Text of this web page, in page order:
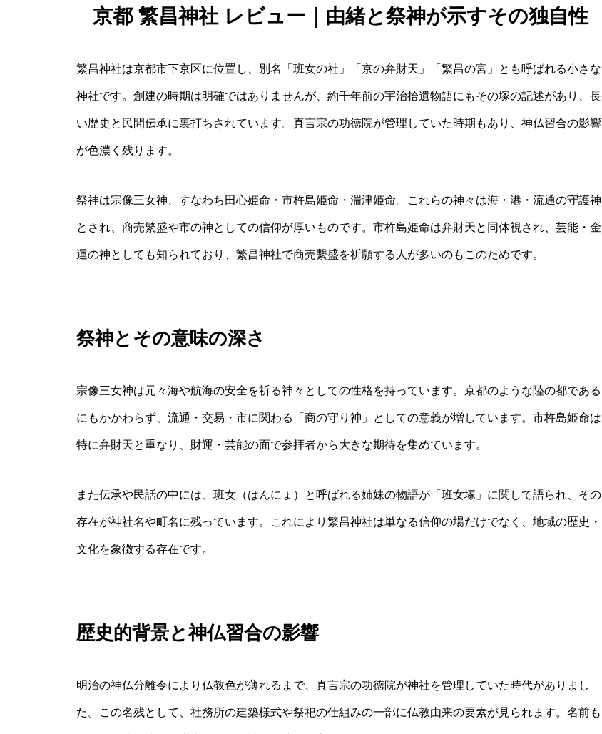
京都 繁昌神社 レビュー｜由緒と祭神が示すその独自性
繁昌神社は京都市下京区に位置し、別名「班女の社」「京の弁財天」「繁昌の宮」とも呼ばれる小さな
神社です。創建の時期は明確ではありませんが、約千年前の宇治拾遺物語にもその塚の記述があり、長
い歴史と民間伝承に裏打ちされています。真言宗の功徳院が管理していた時期もあり、神仏習合の影響
が色濃く残ります。
祭神は宗像三女神、すなわち田心姫命・市杵島姫命・湍津姫命。これらの神々は海・港・流通の守護神
とされ、商売繁盛や市の神としての信仰が厚いものです。市杵島姫命は弁財天と同体視され、芸能・金
運の神としても知られており、繁昌神社で商売繫盛を祈願する人が多いのもこのためです。
祭神とその意味の深さ
宗像三女神は元々海や航海の安全を祈る神々としての性格を持っています。京都のような陸の都である
にもかかわらず、流通・交易・市に関わる「商の守り神」としての意義が増しています。市杵島姫命は
特に弁財天と重なり、財運・芸能の面で参拝者から大きな期待を集めています。
また伝承や民話の中には、班女（はんにょ）と呼ばれる姉妹の物語が「班女塚」に関して語られ、その
存在が神社名や町名に残っています。これにより繁昌神社は単なる信仰の場だけでなく、地域の歴史・
文化を象徴する存在です。
歴史的背景と神仏習合の影響
明治の神仏分離令により仏教色が薄れるまで、真言宗の功徳院が神社を管理していた時代がありまし
た。この名残として、社務所の建築様式や祭祀の仕組みの一部に仏教由来の要素が見られます。名前も